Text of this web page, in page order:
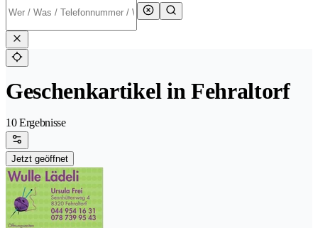
Geschenkartikel in Fehraltorf
10 Ergebnisse
Jetzt geöffnet